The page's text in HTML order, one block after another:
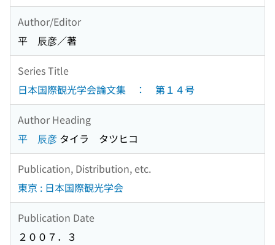
Author/Editor
平 辰彦／著
Series Title
日本国際観光学会論文集 ： 第１４号
Author Heading
平 辰彦 タイラ タツヒコ
Publication, Distribution, etc.
東京 : 日本国際観光学会
Publication Date
２００７．３